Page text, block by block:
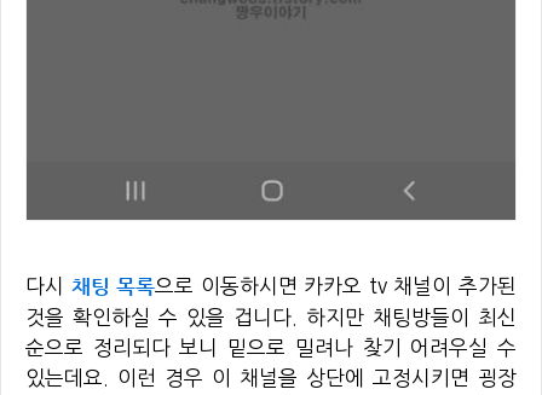
다시 채팅 목록으로 이동하시면 카카오 tv 채널이 추가된
것을 확인하실 수 있을 겁니다. 하지만 채팅방들이 최신
순으로 정리되다 보니 밑으로 밀려나 찾기 어려우실 수
있는데요. 이런 경우 이 채널을 상단에 고정시키면 굉장